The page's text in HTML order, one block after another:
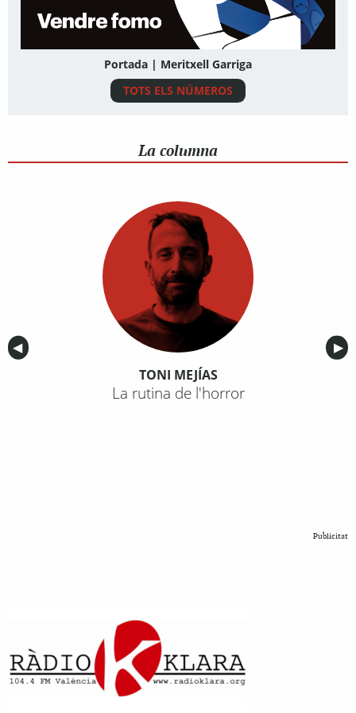
Portada | Meritxell Garriga
TOTS ELS NÚMEROS
La columna
Anterior
◀︎ ▶︎
TONI MEJÍAS
La rutina de l'horror
Publicitat